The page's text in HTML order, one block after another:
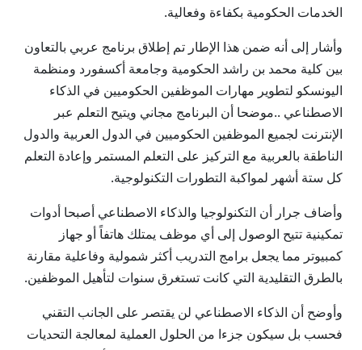
الخدمات الحكومية بكفاءة وفعالية.
وأشار إلى أنه ضمن هذا الإطار تم إطلاق برنامج عربي بالتعاون
بين كلية محمد بن راشد الحكومية وجامعة أكسفورد ومنظمة
اليونسكو لتطوير مهارات الموظفين الحكوميين في الذكاء
الاصطناعي ..موضحا أن البرنامج مجاني ويتيح التعلم عبر
الإنترنت لجميع الموظفين الحكوميين في الدول العربية والدول
الناطقة بالعربية مع التركيز على التعلم المستمر وإعادة التعلم
كل ستة أشهر لمواكبة التطورات التكنولوجية.
وأضاف جرار أن التكنولوجيا والذكاء الاصطناعي أصبحا أدوات
تمكينية تتيح الوصول إلى أي موظف يمتلك هاتفاً أو جهاز
كمبيوتر مما يجعل برامج التدريب أكثر شمولية وفاعلية مقارنة
بالطرق التقليدية التي كانت تستغرق سنوات لتأهيل الموظفين.
وأوضح أن الذكاء الاصطناعي لن يقتصر على الجانب التقني
فحسب بل سيكون جزءا من الحلول العملية لمعالجة التحديات